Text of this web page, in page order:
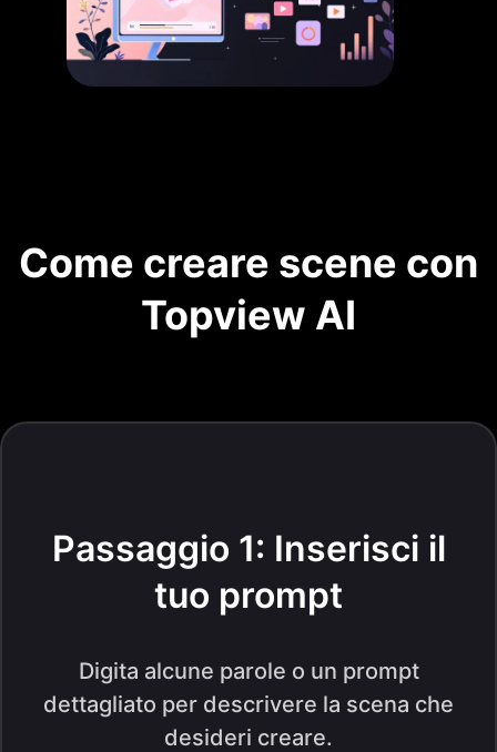
Come creare scene con
Topview AI
Passaggio 1: Inserisci il
tuo prompt
Digita alcune parole o un prompt
dettagliato per descrivere la scena che
desideri creare.